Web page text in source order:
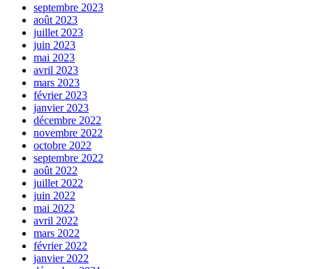
septembre 2023
août 2023
juillet 2023
juin 2023
mai 2023
avril 2023
mars 2023
février 2023
janvier 2023
décembre 2022
novembre 2022
octobre 2022
septembre 2022
août 2022
juillet 2022
juin 2022
mai 2022
avril 2022
mars 2022
février 2022
janvier 2022